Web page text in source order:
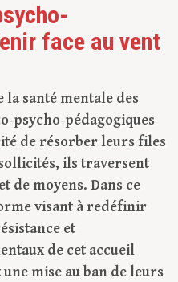
face au vent
santé mentale des
psycho-pédagogiques
de résorber leurs files
ils traversent
de moyens. Dans ce
visant à redéfinir
et
de cet accueil
mise au ban de leurs